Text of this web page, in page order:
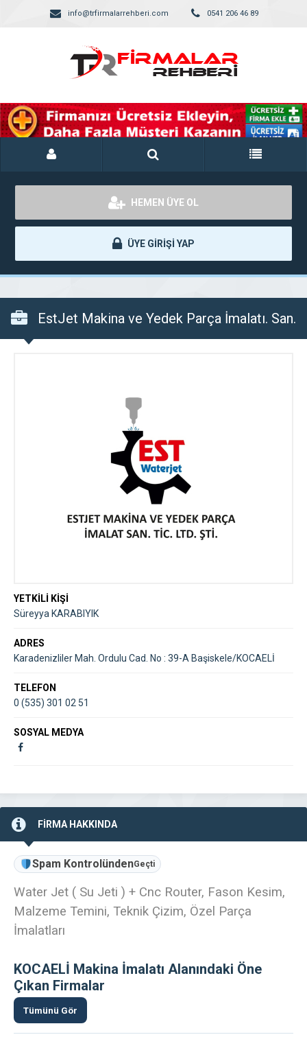
info@trfirmalarrehberi.com 0541 206 46 89
HEMEN ÜYE OL
ÜYE GİRİŞİ YAP
EstJet Makina ve Yedek Parça İmalatı. San.
YETKİLİ KİŞİ
Süreyya KARABIYIK
ADRES
Karadenizliler Mah. Ordulu Cad. No : 39-A Başiskele/KOCAELİ
TELEFON
0 (535) 301 02 51
SOSYAL MEDYA
FİRMA HAKKINDA
Spam KontrolündenGeçti
Water Jet ( Su Jeti ) + Cnc Router, Fason Kesim,
Malzeme Temini, Teknik Çizim, Özel Parça
İmalatları
KOCAELİ Makina İmalatı Alanındaki Öne
Çıkan Firmalar
Tümünü Gör